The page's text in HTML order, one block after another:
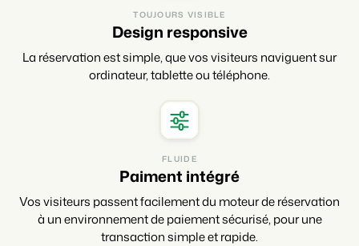
TOUJOURS VISIBLE
Design responsive
La réservation est simple, que vos visiteurs naviguent sur
ordinateur, tablette ou téléphone.
FLUIDE
Paiment intégré
Vos visiteurs passent facilement du moteur de réservation
à un environnement de paiement sécurisé, pour une
transaction simple et rapide.